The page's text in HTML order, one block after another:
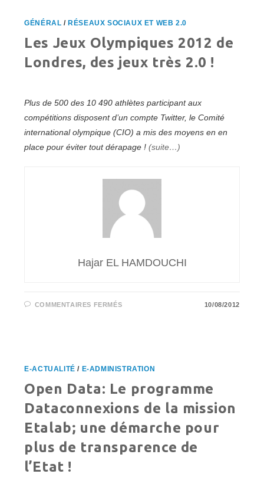
VILLE
!
AUJOURD’HUI
C’EST
POSSIBLE
GRÂCE
À
GÉNÉRAL / RÉSEAUX SOCIAUX ET WEB 2.0
Les Jeux Olympiques 2012 de
Londres, des jeux très 2.0 !
Plus de 500 des 10 490 athlètes participant aux
compétitions disposent d’un compte Twitter, le Comité
international olympique (CIO) a mis des moyens en en
place pour éviter tout dérapage !(suite…)
Hajar EL HAMDOUCHI
COMMENTAIRES FERMÉSSUR
JEUX
TRÈS
!
10/08/2012
E-ACTUALITÉ / E-ADMINISTRATION
Open Data: Le programme
Dataconnexions de la mission
Etalab; une démarche pour
plus de transparence de
l’Etat !